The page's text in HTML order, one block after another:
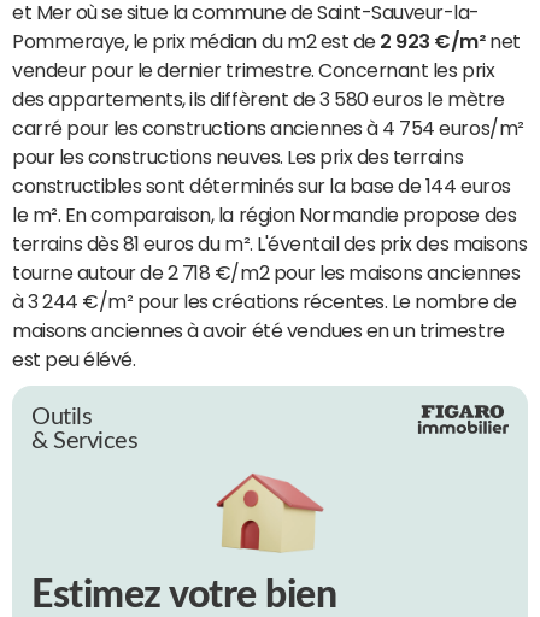
et Mer où se situe la commune de Saint-Sauveur-la-
Pommeraye, le prix médian du m2 est de 2 923 €/m²net
vendeur pour le dernier trimestre. Concernant les prix
des appartements, ils diffèrent de 3 580 euros le mètre
carré pour les constructions anciennes à 4 754 euros/m²
pour les constructions neuves. Les prix des terrains
constructibles sont déterminés sur la base de 144 euros
le m². En comparaison, la région Normandie propose des
terrains dès 81 euros du m². L'éventail des prix des maisons
tourne autour de 2 718 €/m2 pour les maisons anciennes
à 3 244 €/m² pour les créations récentes. Le nombre de
maisons anciennes à avoir été vendues en un trimestre
est peu élévé.
Outils
& Services
Estimez votre bien